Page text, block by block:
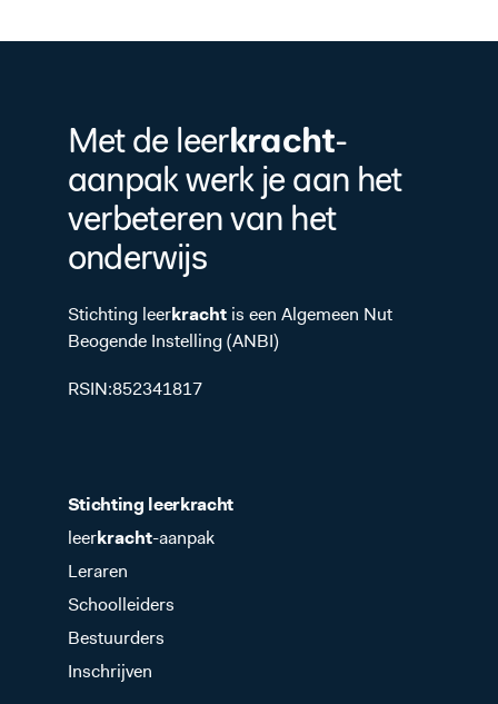
Met de leerkracht-
aanpak werk je aan het
verbeteren van het
onderwijs
Stichting leerkrachtis een Algemeen Nut
Beogende Instelling (ANBI)
RSIN:852341817
Stichting leerkracht
leerkracht-aanpak
Leraren
Schoolleiders
Bestuurders
Inschrijven